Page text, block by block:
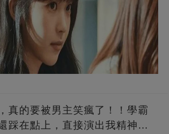
真的要被男主笑瘋了！！學霸
踩在點上，直接演出我精神世